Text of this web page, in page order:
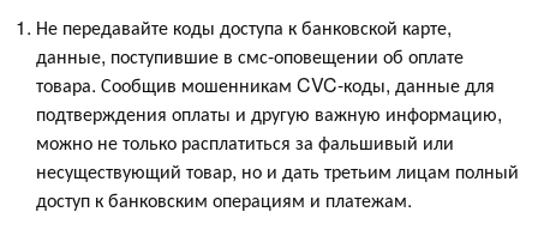
Не передавайте коды доступа к банковской карте,
данные, поступившие в смс-оповещении об оплате
товара. Сообщив мошенникам CVC-коды, данные для
подтверждения оплаты и другую важную информацию,
можно не только расплатиться за фальшивый или
несуществующий товар, но и дать третьим лицам полный
доступ к банковским операциям и платежам.